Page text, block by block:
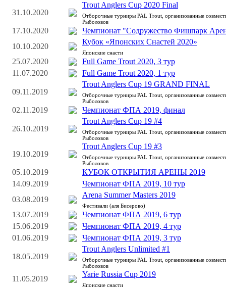
31.10.2020
Trout Anglers Cup 2020 Final
Отборочные турниры PAL Trout, организованные
Рыболовов
17.10.2020
Чемпионат "Содружество Фишпарк
10.10.2020
Кубок «Японских Снастей 2020»
Японские снасти
25.07.2020
Full Game Trout 2020, 3 тур
11.07.2020
Full Game Trout 2020, 1 тур
09.11.2019
Trout Anglers Cup 19 GRAND FINAL
Отборочные турниры PAL Trout, организованные
Рыболовов
02.11.2019 Чемпионат ФПА 2019, финал
26.10.2019
Trout Anglers Cup 19 #4
Отборочные турниры PAL Trout, организованные
Рыболовов
19.10.2019
Trout Anglers Cup 19 #3
Отборочные турниры PAL Trout, организованные
Рыболовов
05.10.2019
КУБОК ОТКРЫТИЯ АРЕНЫ 2019
14.09.2019
Чемпионат ФПА 2019, 10 тур
03.08.2019
Arena Summer Masters 2019
Фестивали (аля Бисерово)
13.07.2019
Чемпионат ФПА 2019, 6 тур
15.06.2019
Чемпионат ФПА 2019, 4 тур
01.06.2019
Чемпионат ФПА 2019, 3 тур
18.05.2019
Trout Anglers Unlimited #1
Отборочные турниры PAL Trout, организованные
Рыболовов
11.05.2019
Yarie Russia Cup 2019
Японские снасти